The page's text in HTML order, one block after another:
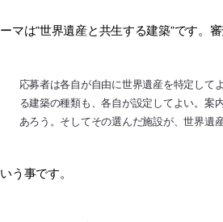
マは”世界遺産と共生する建築”です。
応募者は各自が自由に世界遺産を特定して
る建築の種類も、各自が設定してよい。案
あろう。そしてその選んだ施設が、世界遺
う事です。